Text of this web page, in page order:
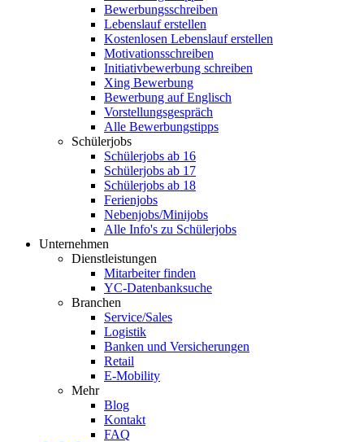
Bewerbungsschreiben
Lebenslauf erstellen
Kostenlosen Lebenslauf erstellen
Motivationsschreiben
Initiativbewerbung schreiben
Xing Bewerbung
Bewerbung auf Englisch
Vorstellungsgespräch
Alle Bewerbungstipps
Schülerjobs
Schülerjobs ab 16
Schülerjobs ab 17
Schülerjobs ab 18
Ferienjobs
Nebenjobs/Minijobs
Alle Info's zu Schülerjobs
Unternehmen
Dienstleistungen
Mitarbeiter finden
YC-Datenbanksuche
Branchen
Service/Sales
Logistik
Banken und Versicherungen
Retail
E-Mobility
Mehr
Blog
Kontakt
FAQ